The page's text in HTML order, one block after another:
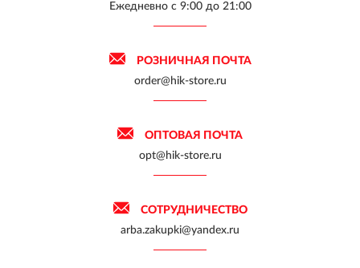
Ежедневнос 9:00 до 21:00
РОЗНИЧНАЯ ПОЧТА
order@hik-store.ru
ОПТОВАЯ ПОЧТА
opt@hik-store.ru
СОТРУДНИЧЕСТВО
arba.zakupki@yandex.ru